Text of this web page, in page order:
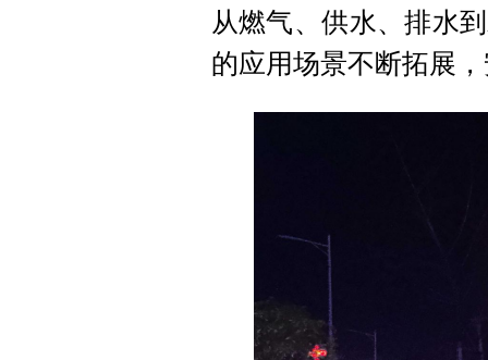
从燃气、供水、排水
的应用场景不断拓展